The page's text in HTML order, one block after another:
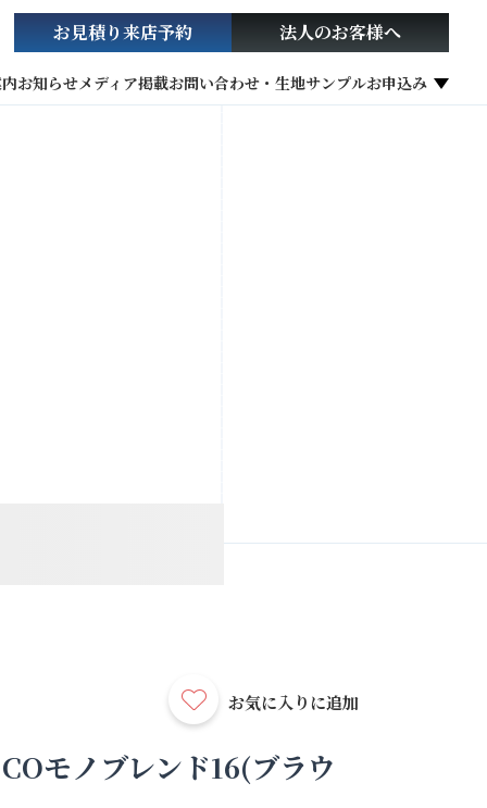
お知らせメディア掲載お問い合わせ・生地サンプルお申込み
お見積り来店予約 法人のお客様へ
お気に入りに追加
モノブレンド16(ブラウ